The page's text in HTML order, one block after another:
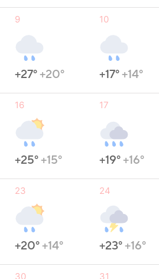
9
+27°+20°
10
+17°+14°
16
+25°+15°
17
+19°+16°
23
+20°+14°
24
+23°+16°
30 31